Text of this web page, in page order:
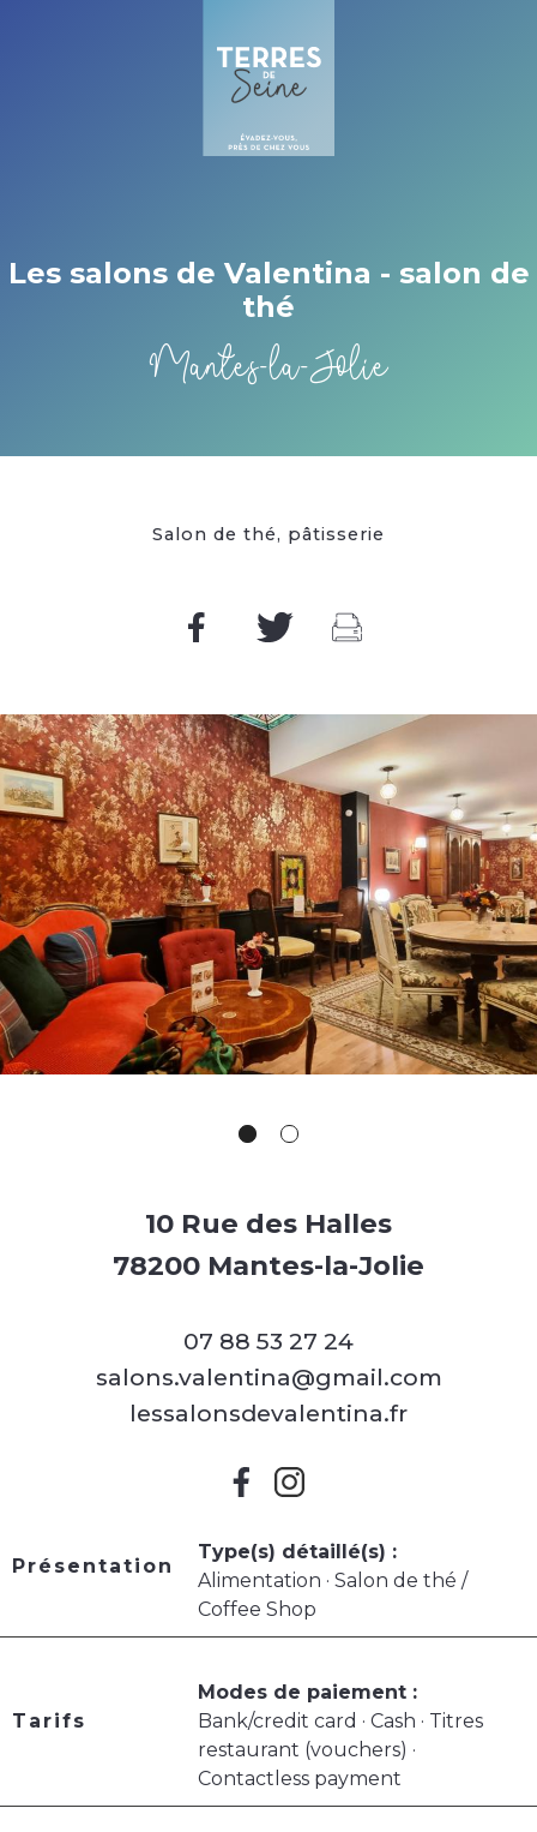
Les salons de Valentina - salon de
thé
Mantes-la-Jolie
Salon de thé, pâtisserie
10 Rue des Halles
78200 Mantes-la-Jolie
07 88 53 27 24
salons.valentina@gmail.com
lessalonsdevalentina.fr
Présentation
Type(s) détaillé(s) :
Alimentation · Salon de thé /
Coffee Shop
Tarifs
Modes de paiement :
Bank/credit card · Cash · Titres
restaurant (vouchers) ·
Contactless payment